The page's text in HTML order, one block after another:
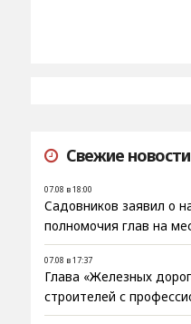
Свежие новости
07.08 в 18:00
Садовников заявил о
полномочия глав на
07.08 в 17:37
Глава «Железных
строителей с